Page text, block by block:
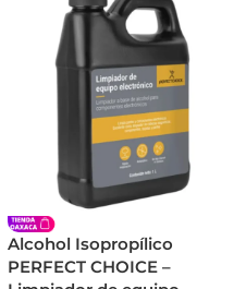
Alcohol Isopropílico
PERFECT CHOICE –